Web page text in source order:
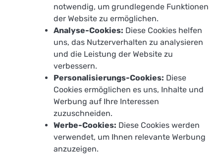
notwendig, um grundlegende Funktionen
der Website zu ermöglichen.
Analyse-Cookies: Diese Cookies helfen
uns, das Nutzerverhalten zu analysieren
und die Leistung der Website zu
verbessern.
Personalisierungs-Cookies: Diese
Cookies ermöglichen es uns, Inhalte und
Werbung auf Ihre Interessen
zuzuschneiden.
Werbe-Cookies: Diese Cookies werden
verwendet, um Ihnen relevante Werbung
anzuzeigen.